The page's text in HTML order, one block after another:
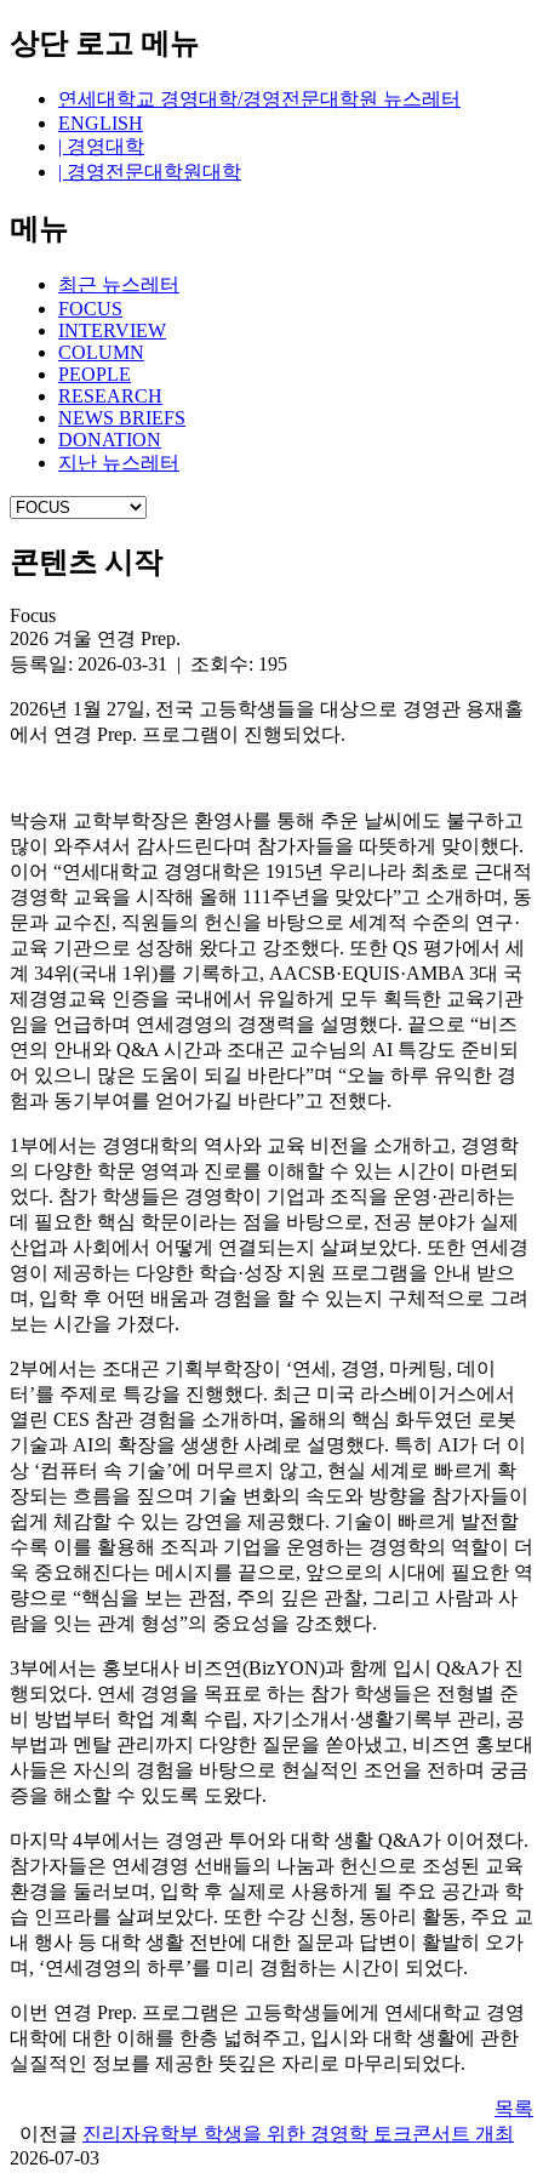
상단 로고 메뉴
연세대학교 경영대학/경영전문대학원 뉴스레터
ENGLISH
| 경영대학
| 경영전문대학원대학
메뉴
최근 뉴스레터
FOCUS
INTERVIEW
COLUMN
PEOPLE
RESEARCH
NEWS BRIEFS
DONATION
지난 뉴스레터
콘텐츠 시작
Focus
2026 겨울 연경 Prep.
등록일: 2026-03-31 | 조회수: 195
2026년 1월 27일, 전국 고등학생들을 대상으로 경영관 용재홀
에서 연경 Prep. 프로그램이 진행되었다.
박승재 교학부학장은 환영사를 통해 추운 날씨에도 불구하고
많이 와주셔서 감사드린다며 참가자들을 따뜻하게 맞이했다.
이어 “연세대학교 경영대학은 1915년 우리나라 최초로 근대적
경영학 교육을 시작해 올해 111주년을 맞았다”고 소개하며, 동
문과 교수진, 직원들의 헌신을 바탕으로 세계적 수준의 연구·
교육 기관으로 성장해 왔다고 강조했다. 또한 QS 평가에서 세
계 34위(국내 1위)를 기록하고, AACSB·EQUIS·AMBA 3대 국
제경영교육 인증을 국내에서 유일하게 모두 획득한 교육기관
임을 언급하며 연세경영의 경쟁력을 설명했다. 끝으로 “비즈
연의 안내와 Q&A 시간과 조대곤 교수님의 AI 특강도 준비되
어 있으니 많은 도움이 되길 바란다”며 “오늘 하루 유익한 경
험과 동기부여를 얻어가길 바란다”고 전했다.
1부에서는 경영대학의 역사와 교육 비전을 소개하고, 경영학
의 다양한 학문 영역과 진로를 이해할 수 있는 시간이 마련되
었다. 참가 학생들은 경영학이 기업과 조직을 운영·관리하는
데 필요한 핵심 학문이라는 점을 바탕으로, 전공 분야가 실제
산업과 사회에서 어떻게 연결되는지 살펴보았다. 또한 연세경
영이 제공하는 다양한 학습·성장 지원 프로그램을 안내 받으
며, 입학 후 어떤 배움과 경험을 할 수 있는지 구체적으로 그려
보는 시간을 가졌다.
2부에서는 조대곤 기획부학장이 ‘연세, 경영, 마케팅, 데이
터’를 주제로 특강을 진행했다. 최근 미국 라스베이거스에서
열린 CES 참관 경험을 소개하며, 올해의 핵심 화두였던 로봇
기술과 AI의 확장을 생생한 사례로 설명했다. 특히 AI가 더 이
상 ‘컴퓨터 속 기술’에 머무르지 않고, 현실 세계로 빠르게 확
장되는 흐름을 짚으며 기술 변화의 속도와 방향을 참가자들이
쉽게 체감할 수 있는 강연을 제공했다. 기술이 빠르게 발전할
수록 이를 활용해 조직과 기업을 운영하는 경영학의 역할이 더
욱 중요해진다는 메시지를 끝으로, 앞으로의 시대에 필요한 역
량으로 “핵심을 보는 관점, 주의 깊은 관찰, 그리고 사람과 사
람을 잇는 관계 형성”의 중요성을 강조했다.
3부에서는 홍보대사 비즈연(BizYON)과 함께 입시 Q&A가 진
행되었다. 연세 경영을 목표로 하는 참가 학생들은 전형별 준
비 방법부터 학업 계획 수립, 자기소개서·생활기록부 관리, 공
부법과 멘탈 관리까지 다양한 질문을 쏟아냈고, 비즈연 홍보대
사들은 자신의 경험을 바탕으로 현실적인 조언을 전하며 궁금
증을 해소할 수 있도록 도왔다.
마지막 4부에서는 경영관 투어와 대학 생활 Q&A가 이어졌다.
참가자들은 연세경영 선배들의 나눔과 헌신으로 조성된 교육
환경을 둘러보며, 입학 후 실제로 사용하게 될 주요 공간과 학
습 인프라를 살펴보았다. 또한 수강 신청, 동아리 활동, 주요 교
내 행사 등 대학 생활 전반에 대한 질문과 답변이 활발히 오가
며, ‘연세경영의 하루’를 미리 경험하는 시간이 되었다.
이번 연경 Prep. 프로그램은 고등학생들에게 연세대학교 경영
대학에 대한 이해를 한층 넓혀주고, 입시와 대학 생활에 관한
실질적인 정보를 제공한 뜻깊은 자리로 마무리되었다.
목록
이전글 진리자유학부 학생을 위한 경영학 토크콘서트 개최
2026-07-03